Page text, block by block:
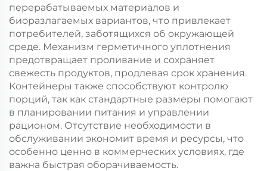
перерабатываемых материалов и
биоразлагаемых вариантов, что привлекает
потребителей, заботящихся об окружающей
среде. Механизм герметичного уплотнения
предотвращает проливание и сохраняет
свежесть продуктов, продлевая срок хранения.
Контейнеры также способствуют контролю
порций, так как стандартные размеры помогают
в планировании питания и управлении
рационом. Отсутствие необходимости в
обслуживании экономит время и ресурсы, что
особенно ценно в коммерческих условиях, где
важна быстрая оборачиваемость.